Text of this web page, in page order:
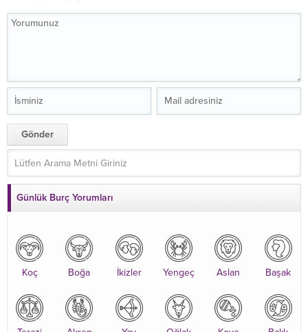
Günlük Burç Yorumları
Koç Boğa İkizler Yengeç Aslan Başak